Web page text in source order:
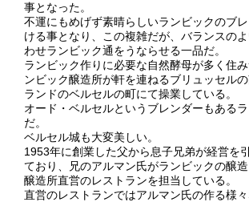
事となった。
不運にもめげず素晴らしいランビックのブ
ける事となり、この複雑だが、バランスの
わせランビック通をうならせる一品だ。
ランビック作りに必要な自然酵母が多く住
ンビック醸造所が軒を連ねるブリュッセル
ランドのベルセルの町にて操業している。
オード・ベルセルというブレンダーもある
だ。
ベルセル城も大変美しい。
1953年に創業した父から息子兄弟が経営を
ており、兄のアルマン氏がランビックの醸
醸造所直営のレストランを担当している。
直営のレストランではアルマン氏の作る様